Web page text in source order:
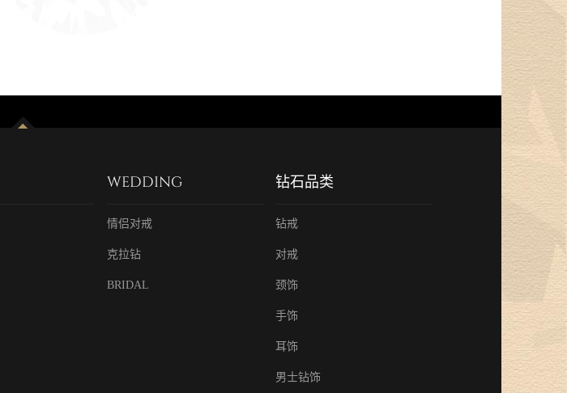
WEDDING
情侣对戒
克拉钻
BRIDAL
钻石品类
钻戒
对戒
颈饰
手饰
耳饰
男士钻饰